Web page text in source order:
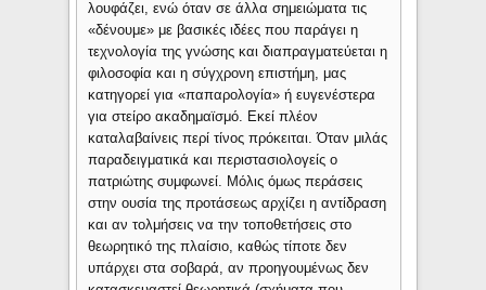
λουφάζει, ενώ όταν σε άλλα σημειώματα τις
«δένουμε» με βασικές ιδέες που παράγει η
τεχνολογία της γνώσης και διαπραγματεύεται η
φιλοσοφία και η σύγχρονη επιστήμη, μας
κατηγορεί για «παπαρολογία» ή ευγενέστερα
για στείρο ακαδημαϊσμό. Εκεί πλέον
καταλαβαίνεις περί τίνος πρόκειται. Όταν μιλάς
παραδειγματικά και περιστασιολογείς ο
πατριώτης συμφωνεί. Μόλις όμως περάσεις
στην ουσία της προτάσεως αρχίζει η αντίδραση
και αν τολμήσεις να την τοποθετήσεις στο
θεωρητικό της πλαίσιο, καθώς τίποτε δεν
υπάρχει στα σοβαρά, αν προηγουμένως δεν